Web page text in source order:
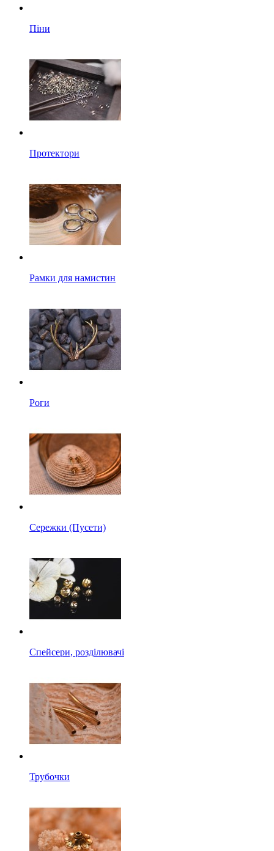
Піни
Протектори
Рамки для намистин
Роги
Сережки (Пусети)
Спейсери, розділювачі
Трубочки